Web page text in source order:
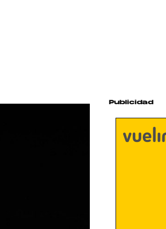
Publicidad